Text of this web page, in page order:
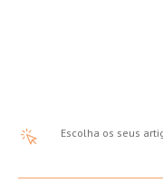
Escolha os seus